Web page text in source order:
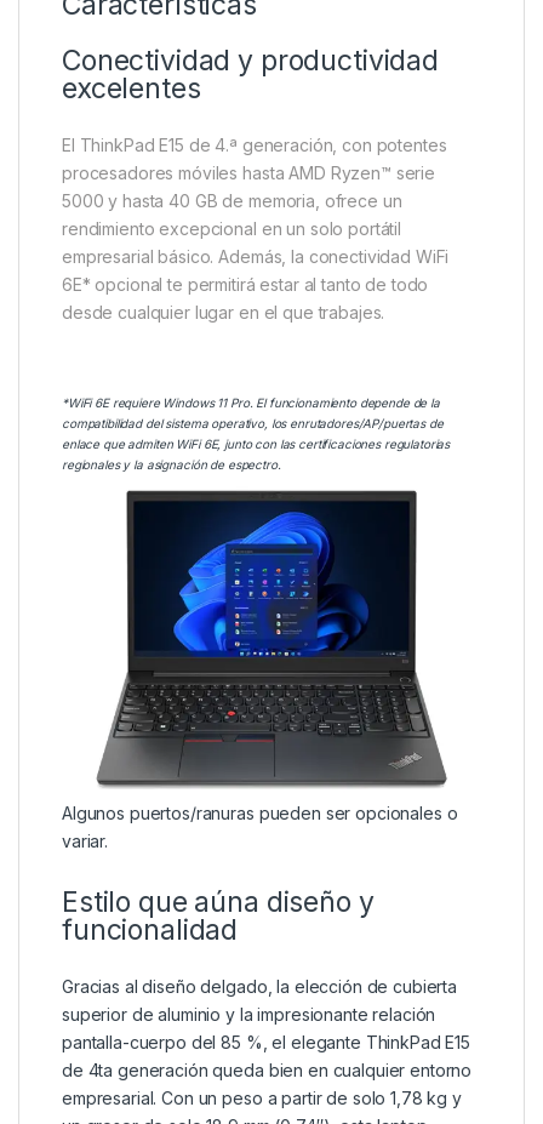
Conectividad y productividad
excelentes
El ThinkPad E15 de 4.ª generación, con potentes
procesadores móviles hasta AMD Ryzen™ serie
5000 y hasta 40 GB de memoria, ofrece un
rendimiento excepcional en un solo portátil
empresarial básico. Además, la conectividad WiFi
6E* opcional te permitirá estar al tanto de todo
desde cualquier lugar en el que trabajes.
*WiFi 6E requiere Windows 11 Pro. El funcionamiento depende de la
compatibilidad del sistema operativo, los enrutadores/AP/puertas de
enlace que admiten WiFi 6E, junto con las certificaciones regulatorias
regionales y la asignación de espectro.
Algunos puertos/ranuras pueden ser opcionales o
variar.
Estilo que aúna diseño y
funcionalidad
Gracias al diseño delgado, la elección de cubierta
superior de aluminio y la impresionante relación
pantalla-cuerpo del 85 %, el elegante ThinkPad E15
de 4ta generación queda bien en cualquier entorno
empresarial. Con un peso a partir de solo 1,78 kg y